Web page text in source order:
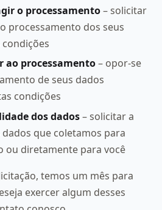
o processamento– solicitar
processamento dos seus
ao processamento– opor-se
de seus dados
condições
dos dados– solicitar a
que coletamos para
ou diretamente para você
temos um mês para
exercer algum desses